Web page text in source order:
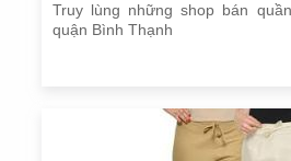
Truy lùng những shop bán
quận Bình Thạnh